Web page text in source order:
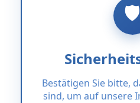
Bestätigen Sie bitte,
sind, um auf unsere